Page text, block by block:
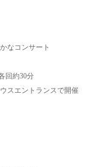
なコンサート
回約30分
スエントランスで開催